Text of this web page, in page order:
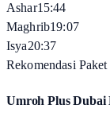
Ashar15:44
Maghrib19:07
Isya20:37
Rekomendasi Paket
Umroh Plus